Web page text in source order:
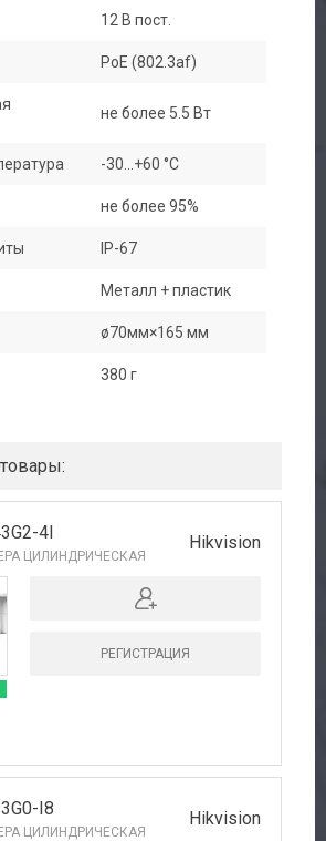
12 В пост.
PoE (802.3af)
не более 5.5 Вт
-30...+60 °C
не более 95%
IP-67
Металл + пластик
ø70мм×165 мм
380 г
4I
ЦИЛИНДРИЧЕСКАЯ
Hikvision
РЕГИСТРАЦИЯ
I8
ЦИЛИНДРИЧЕСКАЯ
Hikvision